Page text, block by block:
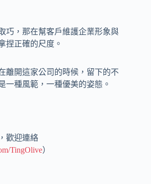
巧，那在幫客戶維護企業形象與
捏正確的尺度。
離開這家公司的時候，留下的不
一種風範，一種優美的姿態。
歡迎連絡
TingOlive）